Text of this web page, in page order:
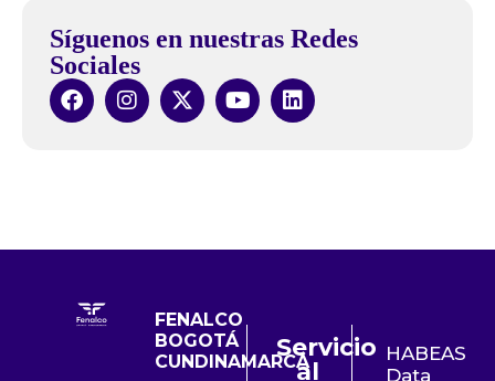
Síguenos en nuestras Redes
Sociales
FENALCO
BOGOTÁ
CUNDINAMARCAServicio
al
HABEAS
Data